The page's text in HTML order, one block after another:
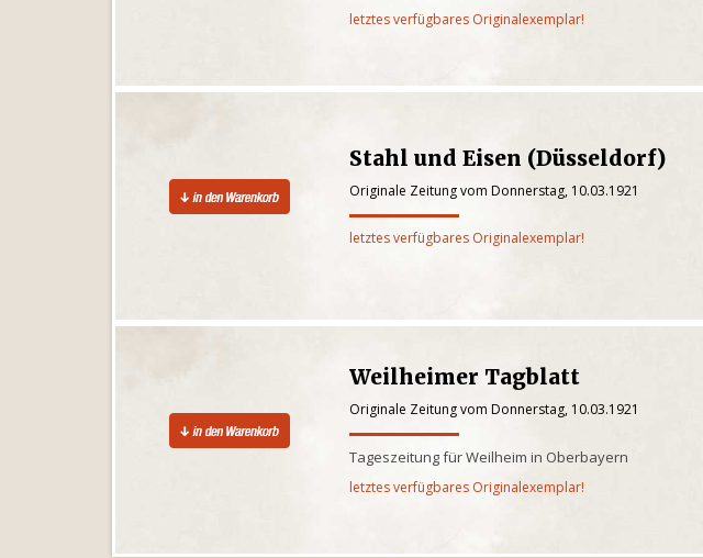
letztes verfügbares Originalexemplar!
Stahl und Eisen (Düsseldorf)
Originale Zeitung vom Donnerstag, 10.03.1921
letztes verfügbares Originalexemplar!
Weilheimer Tagblatt
Originale Zeitung vom Donnerstag, 10.03.1921
Tageszeitung für Weilheim in Oberbayern
letztes verfügbares Originalexemplar!